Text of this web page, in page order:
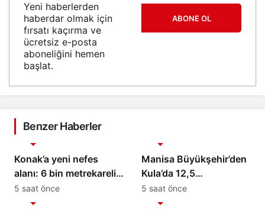
Yeni haberlerden
haberdar olmak için
fırsatı kaçırma ve
ücretsiz e-posta
aboneliğini hemen
başlat.
ABONE OL
Benzer Haberler
Konak’a yeni nefes
alanı: 6 bin metrekarelik
park hizmete açılıyor
5 saat önce
Manisa Büyükşehir’den
Kula’da 12,5
Kilometrelik Yol Hamlesi
5 saat önce